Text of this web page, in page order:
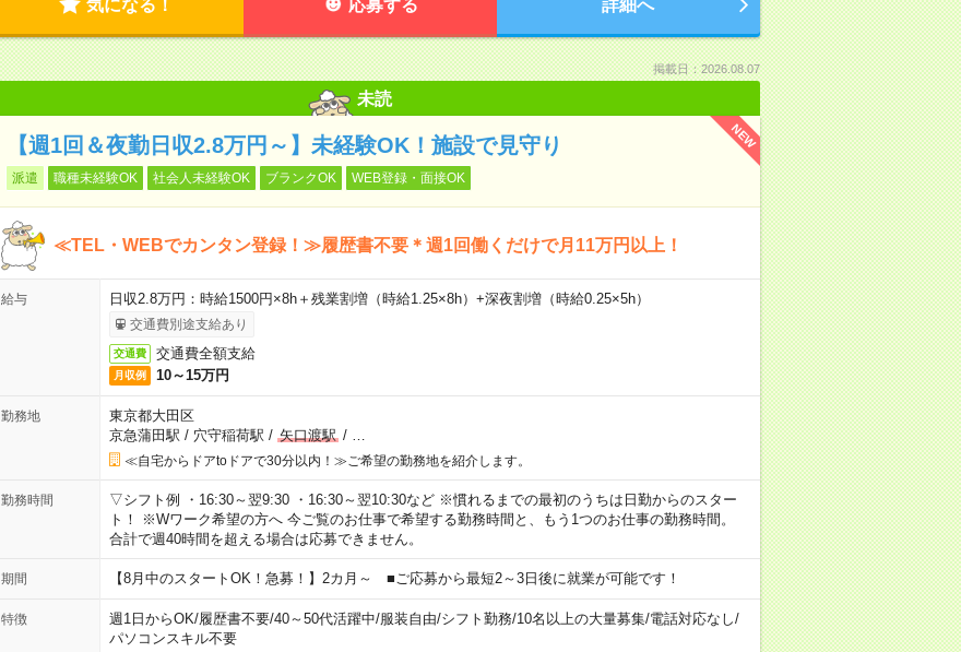
気になる！ 応募する 詳細へ
掲載日：2026.08.07
未読
NEW
【週1回＆夜勤日収2.8万円～】未経験OK！施設で見守り
派遣 職種未経験OK 社会人未経験OK ブランクOK WEB登録・面接OK
≪TEL・WEBでカンタン登録！≫履歴書不要＊週1回働くだけで月11万円以上！
給与 日収2.8万円：時給1500円×8h＋残業割増（時給1.25×8h）+深夜割増（時給0.25×5h）
交通費別途支給あり
交通費 交通費全額支給
月収例 10～15万円
勤務地
東京都大田区
京急蒲田駅 / 穴守稲荷駅 / 矢口渡駅/
≪自宅からドアtoドアで30分以内！≫ご希望の勤務地を紹介します。
勤務時間
▽シフト例 ・16:30～翌9:30 ・16:30～翌10:30など ※慣れるまでの最初のうちは日勤からのスター
ト！ ※Wワーク希望の方へ 今ご覧のお仕事で希望する勤務時間と、もう1つのお仕事の勤務時間。
合計で週40時間を超える場合は応募できません。
期間 【8月中のスタートOK！急募！】2カ月～ ■ご応募から最短2～3日後に就業が可能です！
特徴 週1日からOK/履歴書不要/40～50代活躍中/服装自由/シフト勤務/10名以上の大量募集/電話対応なし/
パソコンスキル不要